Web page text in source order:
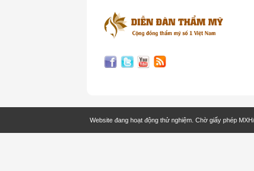
Website đang hoạt động thử nghiệm. Chờ giấy phép